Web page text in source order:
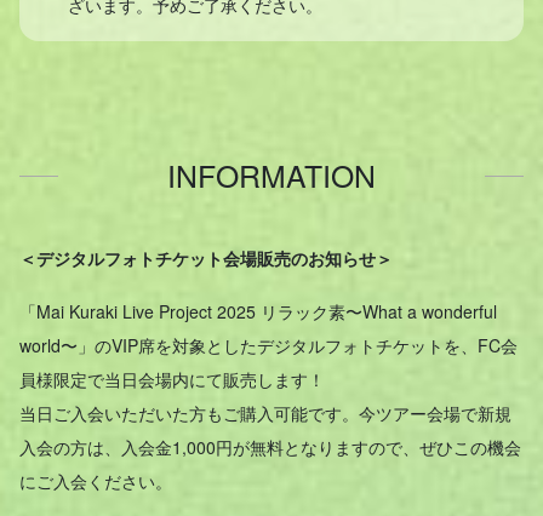
ざいます。予めご了承ください。
INFORMATION
＜デジタルフォトチケット会場販売のお知らせ＞
「Mai Kuraki Live Project 2025 リラック素〜What a wonderful
world〜」のVIP席を対象としたデジタルフォトチケットを、 FC会
員様限定で当日会場内にて販売します！
当日ご入会いただいた方もご購入可能です。今ツアー会場で新規
入会の方は、入会金1,000円が無料となりますので、ぜひこの機会
にご入会ください。